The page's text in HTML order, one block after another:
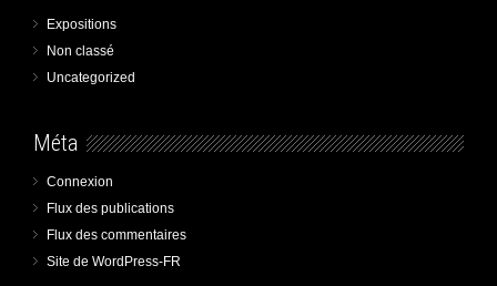
Expositions
Non classé
Uncategorized
Méta
Connexion
Flux des publications
Flux des commentaires
Site de WordPress-FR